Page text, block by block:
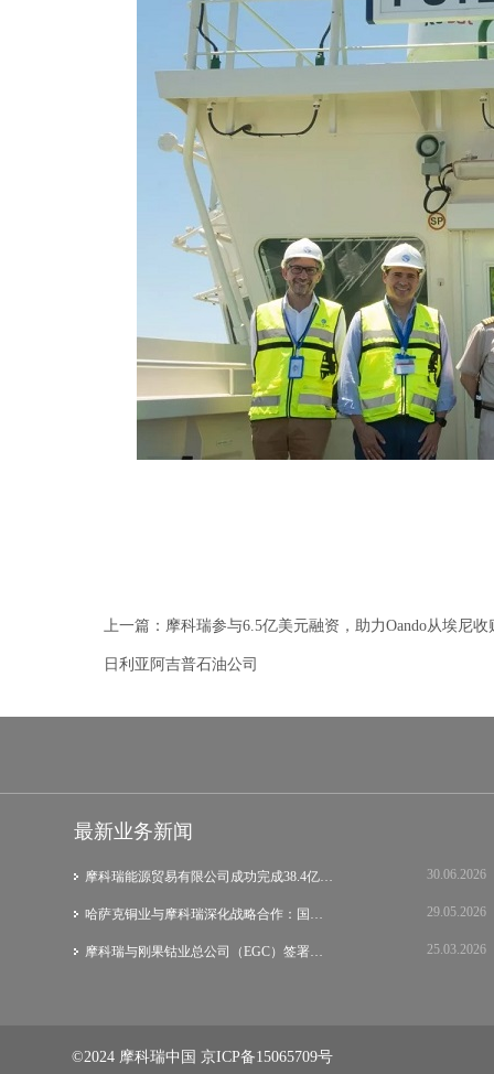
上一篇： 摩科瑞参与6.5亿美元融资，助力Oando从埃尼收
日利亚阿吉普石油公司
最新业务新闻
摩科瑞能源贸易有限公司成功完成38.4亿美元… 30.06.2026
哈萨克铜业与摩科瑞深化战略合作：国际集团… 29.05.2026
摩科瑞与刚果钴业总公司（EGC）签署战略谅… 25.03.2026
©2024 摩科瑞中国 京ICP备15065709号